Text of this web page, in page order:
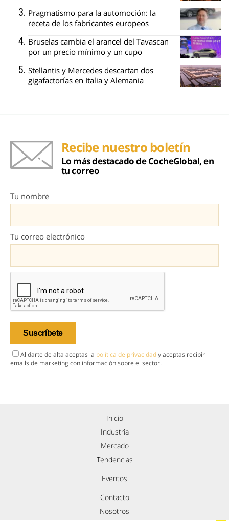
Pragmatismo para la automoción: la
receta de los fabricantes europeos
Bruselas cambia el arancel del Tavascan
por un precio mínimo y un cupo
Stellantis y Mercedes descartan dos
gigafactorías en Italia y Alemania
Recibe nuestro boletín
Lo más destacado de CocheGlobal, en
tu correo
Tu nombre
Tu correo electrónico
Al darte de alta aceptas la política de privacidady aceptas recibir
emails de marketing con información sobre el sector.
Inicio
Industria
Mercado
Tendencias
Eventos
Contacto
Nosotros